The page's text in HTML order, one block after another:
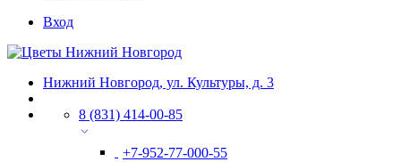
Вход
Нижний Новгород, ул. Культуры, д. 3
8 (831) 414-00-85
+7-952-77-000-55